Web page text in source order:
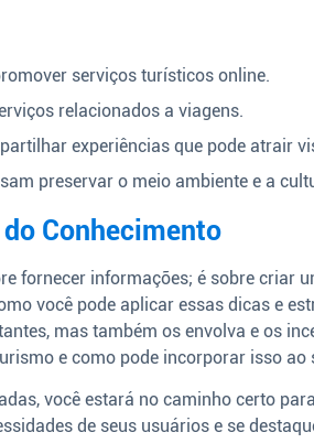
serviços turísticos online.
relacionados a viagens.
experiências que pode atrair
preservar o meio ambiente e a
Conhecimento
fornecer informações; é sobre criar
você pode aplicar essas dicas e
mas também os envolva e os
e como pode incorporar isso ao
você estará no caminho certo
de seus usuários e se